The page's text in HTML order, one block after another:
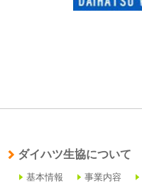
ダイハツ生協について
基本情報 事業内容